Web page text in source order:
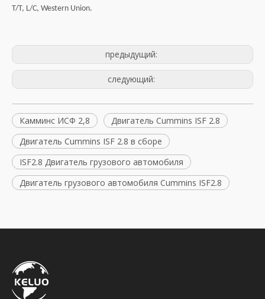
T/T, L/C, Western Union.
предыдущий:
следующий:
Камминс ИСФ 2,8
Двигатель Cummins ISF 2.8
Двигатель Cummins ISF 2.8 в сборе
ISF2.8 Двигатель грузового автомобиля
Двигатель грузового автомобиля Cummins ISF2.8